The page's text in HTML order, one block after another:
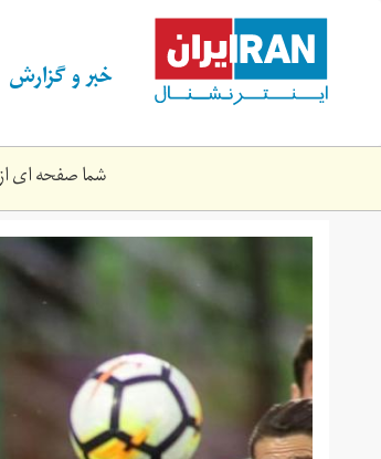
content خبر و گزارش
شما صفحه ای
scyby4ffmikzmhlc7c6w.jpg